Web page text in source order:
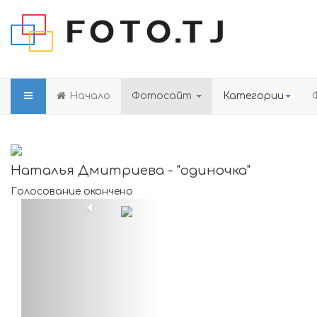
Начало Фотосайт Категории
Наталья Дмитриева - "одиночка"
Голосование окончено